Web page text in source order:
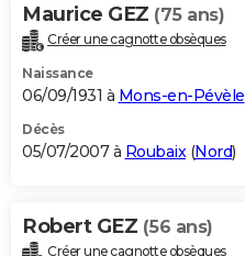
Maurice GEZ (75 ans)
Créer une cagnotte obsèques
Naissance
06/09/1931 à Mons-en-Pévèle
Décès
05/07/2007 à Roubaix(Nord)
Robert GEZ (56 ans)
Créer une cagnotte obsèques